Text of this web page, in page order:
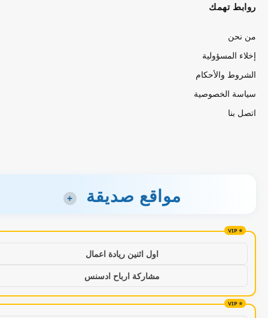
روابط تهمك
من نحن
إخلاء المسؤولية
الشروط والأحكام
سياسة الخصوصية
اتصل بنا
مواقع صديقة +
اول اثنين ريادة اعمال
مشاركة ارباح ادسنس